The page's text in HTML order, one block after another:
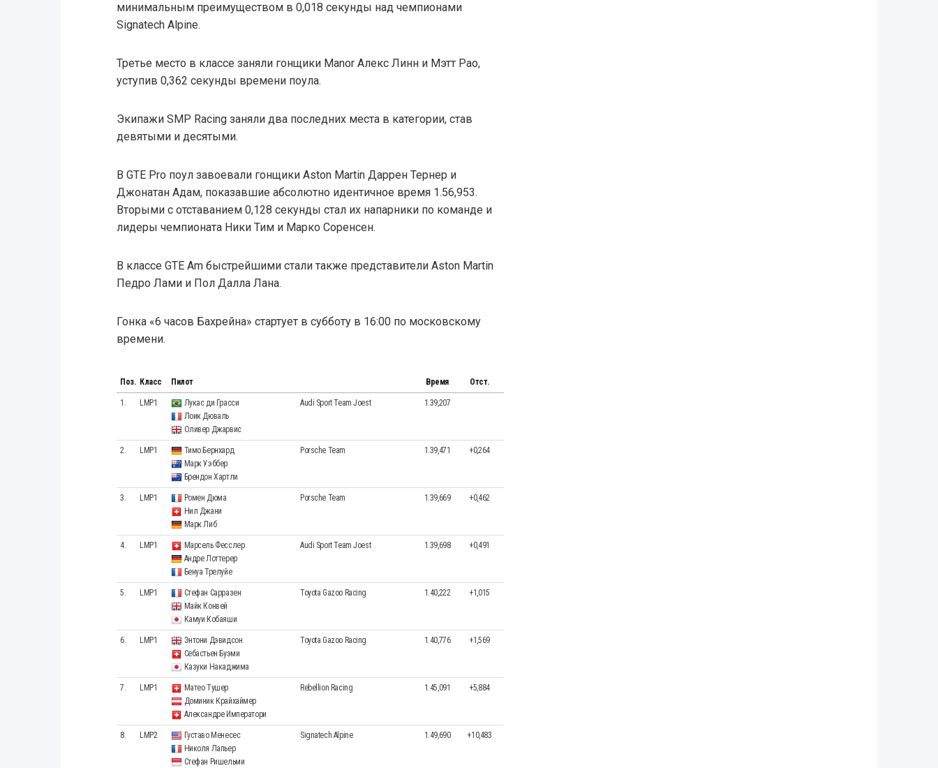
минимальным преимуществом в 0,018 секунды над чемпионами
Signatech Alpine.
Третье место в классе заняли гонщики Manor Алекс Линн и Мэтт Рао,
уступив 0,362 секунды времени поула.
Экипажи SMP Racing заняли два последних места в категории, став
девятыми и десятыми.
В GTE Pro поул завоевали гонщики Aston Martin Даррен Тернер и
Джонатан Адам, показавшие абсолютно идентичное время 1.56,953.
Вторыми с отставанием 0,128 секунды стал их напарники по команде и
лидеры чемпионата Ники Тим и Марко Соренсен.
В классе GTE Am быстрейшими стали также представители Aston Martin
Педро Лами и Пол Далла Лана.
Гонка «6 часов Бахрейна» стартует в субботу в 16:00 по московскому
времени.
Поз. Класс Пилот Время Отст.
1. LMP1
Лукас ди Грасси
Лоик Дюваль
Оливер Джарвис
Audi Sport Team Joest 1.39,207
2. LMP1
Тимо Бернхард
Марк Уэббер
Брендон Хартли
Porsche Team 1.39,471 +0,264
3. LMP1
Ромен Дюма
Нил Джани
Марк Либ
Porsche Team 1.39,669 +0,462
4. LMP1
Марсель Фесслер
Андре Лоттерер
Бенуа Трелуйе
Audi Sport Team Joest 1.39,698 +0,491
5. LMP1
Стефан Сарразен
Майк Конвей
Камуи Кобаяши
Toyota Gazoo Racing 1.40,222 +1,015
6. LMP1
Энтони Дэвидсон
Себастьен Буэми
Казуки Накаджима
Toyota Gazoo Racing 1.40,776 +1,569
7. LMP1
Матео Тушер
Доминик Крайхаймер
Александре Императори
Rebellion Racing 1.45,091 +5,884
8. LMP2
Густаво Менесес
Николя Лапьер
Стефан Ришельми
Signatech Alpine 1.49,690 +10,483